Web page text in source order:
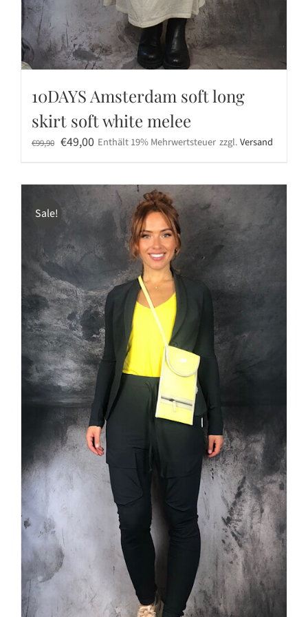
10DAYS Amsterdam soft long
skirt soft white melee
€99,90 Ursprünglicher
€99,90
€49,00Aktueller
€49,00.
Enthält 19% Mehrwertsteuer zzgl.Versand
Sale!